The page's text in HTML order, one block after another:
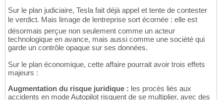
Sur le plan judiciaire, Tesla fait déjà appel et tente de contester
le verdict. Mais limage de lentreprise sort écornée : elle est
désormais perçue non seulement comme un acteur
technologique en avance, mais aussi comme une société qui
garde un contrôle opaque sur ses données.
Sur le plan économique, cette affaire pourrait avoir trois effets
majeurs :
Augmentation du risque juridique : les procès liés aux
accidents en mode Autopilot risquent de se multiplier, avec des